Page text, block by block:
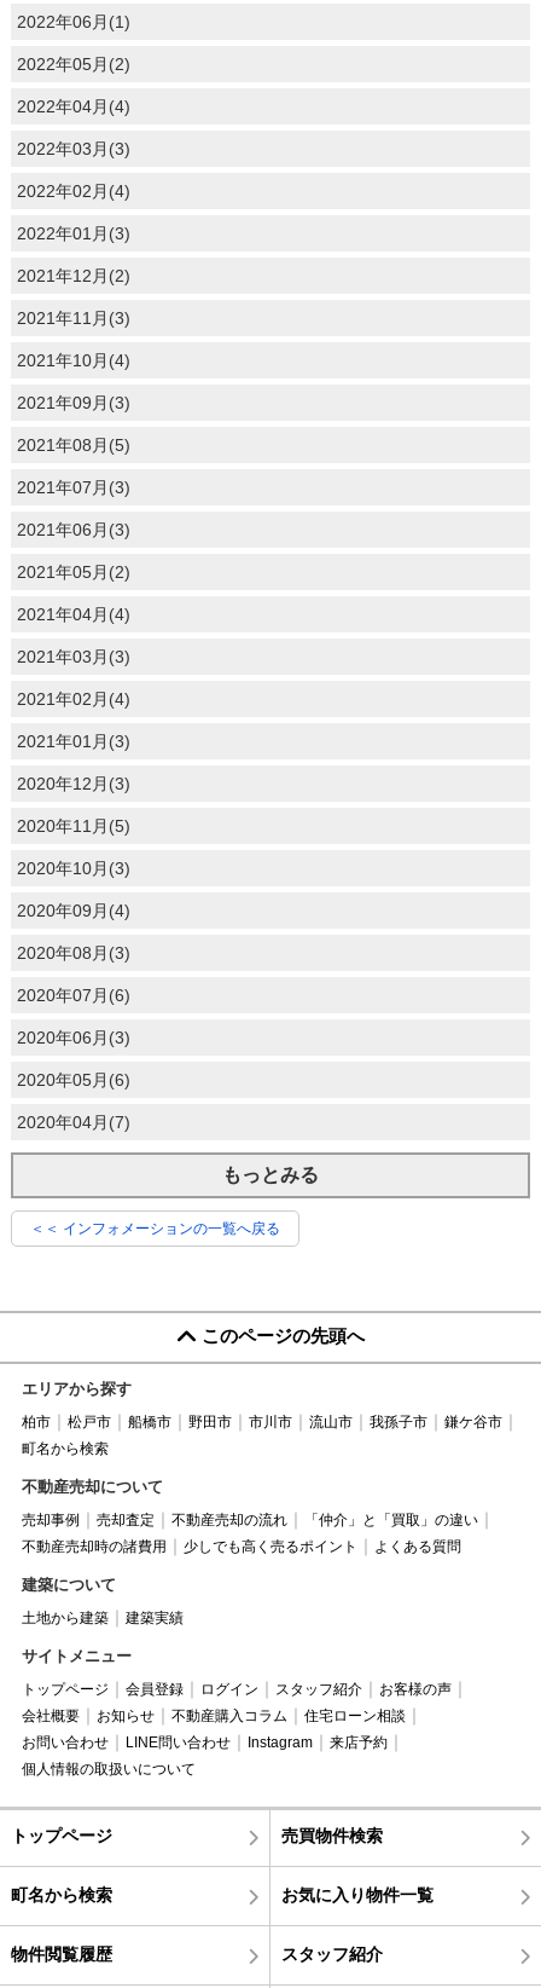
2022年06月(1)
2022年05月(2)
2022年04月(4)
2022年03月(3)
2022年02月(4)
2022年01月(3)
2021年12月(2)
2021年11月(3)
2021年10月(4)
2021年09月(3)
2021年08月(5)
2021年07月(3)
2021年06月(3)
2021年05月(2)
2021年04月(4)
2021年03月(3)
2021年02月(4)
2021年01月(3)
2020年12月(3)
2020年11月(5)
2020年10月(3)
2020年09月(4)
2020年08月(3)
2020年07月(6)
2020年06月(3)
2020年05月(6)
2020年04月(7)
もっとみる
＜＜ インフォメーションの一覧へ戻る
このページの先頭へ
エリアから探す
柏市 松戸市 船橋市 野田市 市川市 流山市 我孫子市
鎌ケ谷市
町名から検索
不動産売却について
売却事例 売却査定 不動産売却の流れ
「仲介」と「買取」の違い
不動産売却時の諸費用
少しでも高く売るポイント よくある質問
建築について
土地から建築 建築実績
サイトメニュー
トップページ 会員登録 ログイン スタッフ紹介
お客様の声
会社概要
お知らせ 不動産購入コラム
住宅ローン相談
お問い合わせ
LINE問い合わせ Instagram
来店予約
個人情報の取扱いについて
トップページ 売買物件検索
町名から検索 お気に入り物件一覧
物件閲覧履歴 スタッフ紹介